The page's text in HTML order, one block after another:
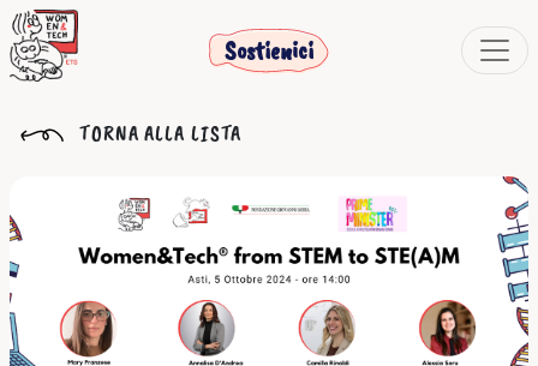
Sostienici
TORNA ALLA LISTA